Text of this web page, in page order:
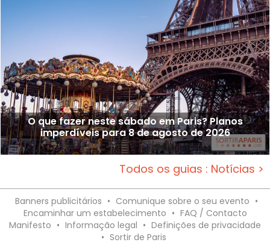
O que fazer neste sábado em Paris? Planos
imperdíveis para 8 de agosto de 2026
Todos os guias : Notícias >
Banners publicitários • Comunique sobre o seu evento •
Encaminhar um estabelecimento • FAQ / Contacto
Manifesto • Informação legal • Definições de privacidade
• Sortir de Paris